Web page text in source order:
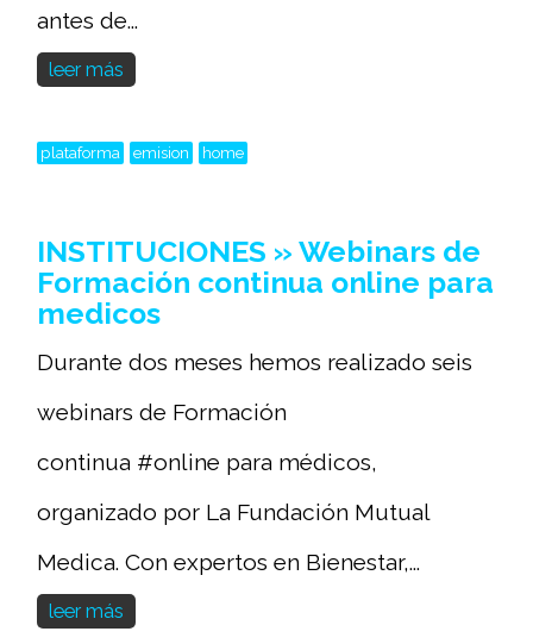
antes de...
leer más
plataforma emision home
INSTITUCIONES » Webinars de
Formación continua online para
medicos
Durante dos meses hemos realizado seis
webinars de Formación
continua #online para médicos,
organizado por La Fundación Mutual
Medica. Con expertos en Bienestar,...
leer más